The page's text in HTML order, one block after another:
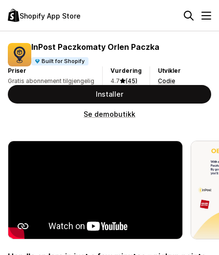
Shopify App Store
InPost Paczkomaty Orlen Paczka
Built for Shopify
Priser
Gratis abonnement tilgjengelig
Vurdering
4.7
(45)
Utvikler
Codie
Installer
Se demobutikk